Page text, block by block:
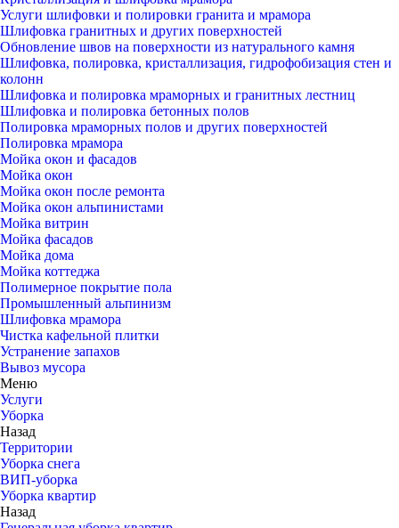
Услуги шлифовки и полировки гранита и мрамора
Шлифовка гранитных и других поверхностей
Обновление швов на поверхности из натурального камня
Шлифовка, полировка, кристаллизация, гидрофобизация стен и
колонн
Шлифовка и полировка мраморных и гранитных лестниц
Шлифовка и полировка бетонных полов
Полировка мраморных полов и других поверхностей
Полировка мрамора
Мойка окон и фасадов
Мойка окон
Мойка окон после ремонта
Мойка окон альпинистами
Мойка витрин
Мойка фасадов
Мойка дома
Мойка коттеджа
Полимерное покрытие пола
Промышленный альпинизм
Шлифовка мрамора
Чистка кафельной плитки
Устранение запахов
Вывоз мусора
Меню
Услуги
Уборка
Назад
Территории
Уборка снега
ВИП-уборка
Уборка квартир
Назад